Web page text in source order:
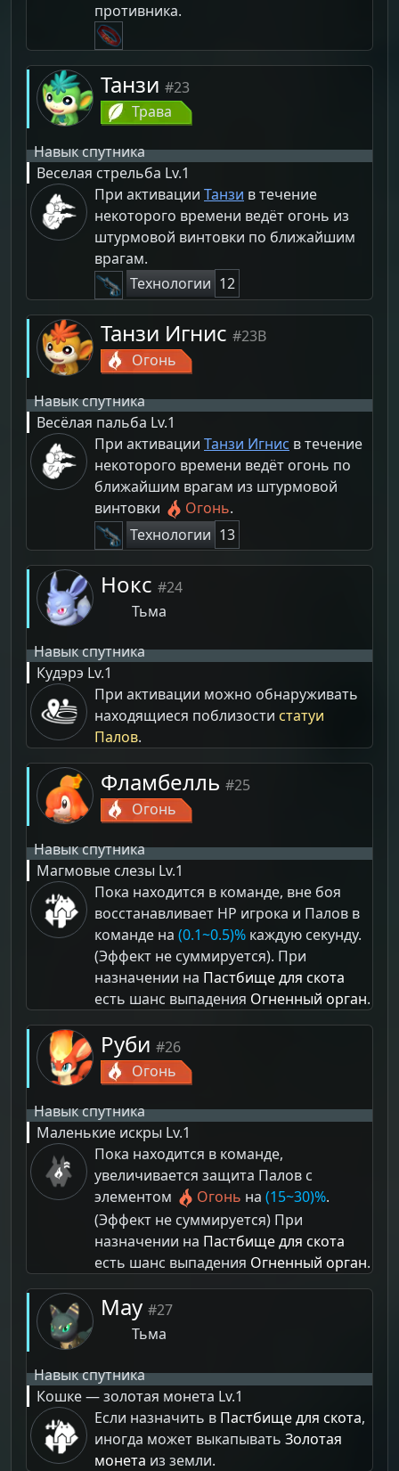
противника.
Танзи #23
Трава
Навык спутника
Веселая стрельба Lv.1
При активации Танзи в течение
некоторого времени ведёт огонь из
штурмовой винтовки по ближайшим
врагам.
Технологии 12
Танзи Игнис #23B
Огонь
Навык спутника
Весёлая пальба Lv.1
При активации Танзи Игнис в течение
некоторого времени ведёт огонь по
ближайшим врагам из штурмовой
винтовки
Огонь.
Технологии 13
Нокс #24
Тьма
Навык спутника
Кудэрэ Lv.1
При активации можно обнаруживать
находящиеся поблизости статуи
Палов.
Фламбелль #25
Огонь
Навык спутника
Магмовые слезы Lv.1
Пока находится в команде, вне боя
восстанавливает HP игрока и Палов в
команде на (0.1~0.5)% каждую секунду.
(Эффект не суммируется). При
назначении на Пастбище для скота
есть шанс выпадения Огненный орган.
Руби #26
Огонь
Навык спутника
Маленькие искры Lv.1
Пока находится в команде,
увеличивается защита Палов с
элементом
Огонь на (15~30)%.
(Эффект не суммируется) При
назначении на Пастбище для скота
есть шанс выпадения Огненный орган.
Мау #27
Тьма
Навык спутника
Кошке — золотая монета Lv.1
Если назначить в Пастбище для скота,
иногда может выкапывать Золотая
монета из земли.